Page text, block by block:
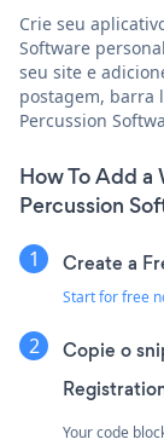
Crie seu
Software
seu site e
postagem, barra
Percussion
How To Add
Percussion
Create a
Start for free
Copie o
Your code